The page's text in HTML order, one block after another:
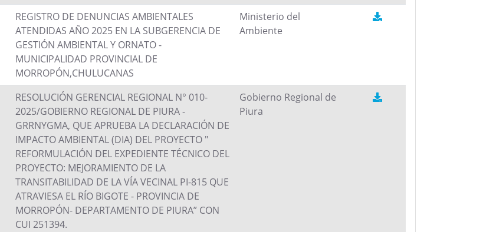
REGISTRO DE DENUNCIAS AMBIENTALES
ATENDIDAS AÑO 2025 EN LA SUBGERENCIA DE
GESTIÓN AMBIENTAL Y ORNATO -
MUNICIPALIDAD PROVINCIAL DE
MORROPÓN,CHULUCANAS
Ministerio del
Ambiente
RESOLUCIÓN GERENCIAL REGIONAL N° 010-
2025/GOBIERNO REGIONAL DE PIURA -
GRRNYGMA, QUE APRUEBA LA DECLARACIÓN DE
IMPACTO AMBIENTAL (DIA) DEL PROYECTO "
REFORMULACIÓN DEL EXPEDIENTE TÉCNICO DEL
PROYECTO: MEJORAMIENTO DE LA
TRANSITABILIDAD DE LA VÍA VECINAL PI-815 QUE
ATRAVIESA EL RÍO BIGOTE - PROVINCIA DE
MORROPÓN- DEPARTAMENTO DE PIURA” CON
CUI 251394.
Gobierno Regional de
Piura